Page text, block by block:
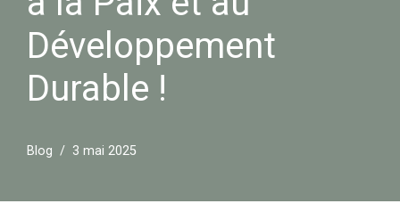
Développement
Durable !
Blog 3 mai 2025